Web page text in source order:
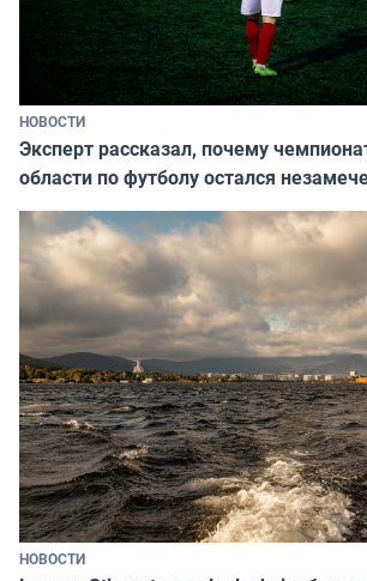
НОВОСТИ
Эксперт рассказал, почему
области по футболу остался
НОВОСТИ